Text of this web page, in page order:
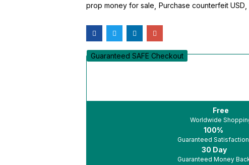
prop money for sale Purchase counterfeit USD
Guaranteed SAFE Checkout
Free
Worldwide
100%
Guaranteed Satisfaction
30 Day
Guaranteed Money